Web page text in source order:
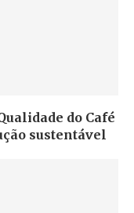
do Café
sustentável